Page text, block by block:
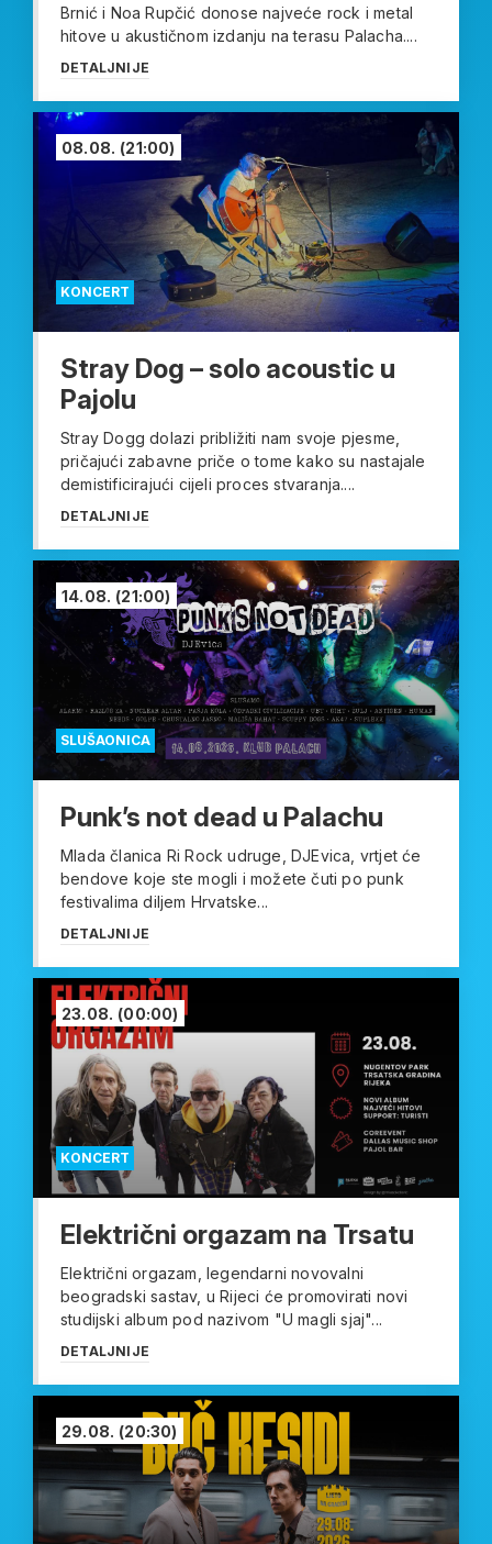
Brnić i Noa Rupčić donose najveće rock i metal
hitove u akustičnom izdanju na terasu Palacha....
DETALJNIJE
KONCERT
08.08. (21:00)
Stray Dog – solo acoustic u
Pajolu
Stray Dogg dolazi približiti nam svoje pjesme,
pričajući zabavne priče o tome kako su nastajale
demistificirajući cijeli proces stvaranja....
DETALJNIJE
SLUŠAONICA
14.08. (21:00)
Punk’s not dead u Palachu
Mlada članica Ri Rock udruge, DJEvica, vrtjet će
bendove koje ste mogli i možete čuti po punk
festivalima diljem Hrvatske...
DETALJNIJE
KONCERT
23.08. (00:00)
Električni orgazam na Trsatu
Električni orgazam, legendarni novovalni
beogradski sastav, u Rijeci će promovirati novi
studijski album pod nazivom "U magli sjaj"...
DETALJNIJE
29.08. (20:30)